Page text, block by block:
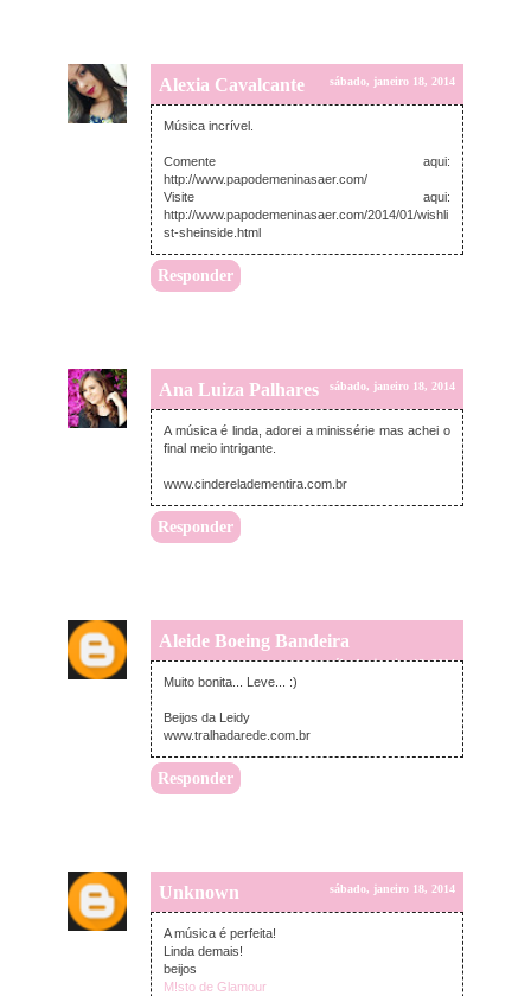
Alexia Cavalcante sábado, janeiro 18, 2014
Música incrível.
Comente aqui:
http://www.papodemeninasaer.com/
Visite aqui:
http://www.papodemeninasaer.com/2014/01/wishli
st-sheinside.html
Responder
Ana Luiza Palhares sábado, janeiro 18, 2014
A música é linda, adorei a minissérie mas achei o
final meio intrigante.
www.cindereladementira.com.br
Responder
Aleide Boeing Bandeira
sábado, janeiro 18, 2014
Muito bonita... Leve... :)
Beijos da Leidy
www.tralhadarede.com.br
Responder
Unknown sábado, janeiro 18, 2014
A música é perfeita!
Linda demais!
beijos
M!sto de Glamour